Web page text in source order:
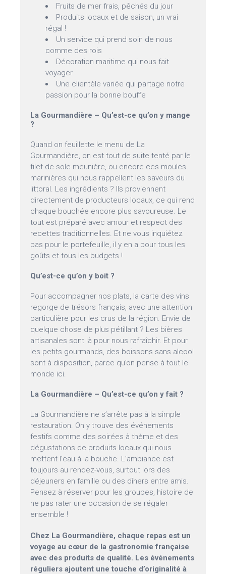
Fruits de mer frais, pêchés du jour
Produits locaux et de saison, un vrai
régal !
Un service qui prend soin de nous
comme des rois
Décoration maritime qui nous fait
voyager
Une clientèle variée qui partage notre
passion pour la bonne bouffe
La Gourmandière – Qu’est-ce qu’on y mange
?
Quand on feuillette le menu de La
Gourmandière, on est tout de suite tenté par le
filet de sole meunière, ou encore ces moules
marinières qui nous rappellent les saveurs du
littoral. Les ingrédients ? Ils proviennent
directement de producteurs locaux, ce qui rend
chaque bouchée encore plus savoureuse. Le
tout est préparé avec amour et respect des
recettes traditionnelles. Et ne vous inquiétez
pas pour le portefeuille, il y en a pour tous les
goûts et tous les budgets !
Qu’est-ce qu’on y boit ?
Pour accompagner nos plats, la carte des vins
regorge de trésors français, avec une attention
particulière pour les crus de la région. Envie de
quelque chose de plus pétillant ? Les bières
artisanales sont là pour nous rafraîchir. Et pour
les petits gourmands, des boissons sans alcool
sont à disposition, parce qu’on pense à tout le
monde ici.
La Gourmandière – Qu’est-ce qu’on y fait ?
La Gourmandière ne s’arrête pas à la simple
restauration. On y trouve des événements
festifs comme des soirées à thème et des
dégustations de produits locaux qui nous
mettent l’eau à la bouche. L’ambiance est
toujours au rendez-vous, surtout lors des
déjeuners en famille ou des dîners entre amis.
Pensez à réserver pour les groupes, histoire de
ne pas rater une occasion de se régaler
ensemble !
Chez La Gourmandière, chaque repas est un
voyage au cœur de la gastronomie française
avec des produits de qualité. Les événements
réguliers ajoutent une touche d’originalité à